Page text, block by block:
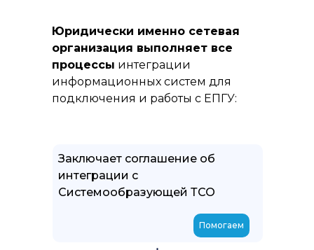
Помогаем
Заключает соглашение об
интеграции с
Системообразующей ТСО
Юридически именно сетевая
организация выполняет все
процессы интеграции
информационных систем для
подключения и работы с ЕПГУ: